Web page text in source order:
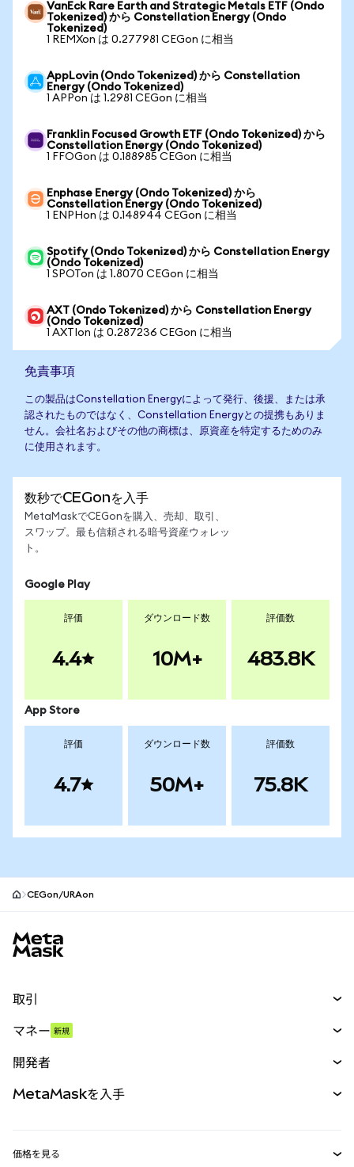
VanEck Rare Earth and Strategic Metals ETF (Ondo
Tokenized) から Constellation Energy (Ondo
Tokenized)
1 REMXon は 0.277981 CEGon に相当
AppLovin (Ondo Tokenized) から Constellation
Energy (Ondo Tokenized)
1 APPon は 1.2981 CEGon に相当
Franklin Focused Growth ETF (Ondo Tokenized) から
Constellation Energy (Ondo Tokenized)
1 FFOGon は 0.188985 CEGon に相当
Enphase Energy (Ondo Tokenized) から
Constellation Energy (Ondo Tokenized)
1 ENPHon は 0.148944 CEGon に相当
Spotify (Ondo Tokenized) から Constellation Energy
(Ondo Tokenized)
1 SPOTon は 1.8070 CEGon に相当
AXT (Ondo Tokenized) から Constellation Energy
(Ondo Tokenized)
1 AXTIon は 0.287236 CEGon に相当
免責事項
この製品はConstellation Energyによって発行、後援、または承
認されたものではなく、Constellation Energyとの提携もありま
せん。会社名およびその他の商標は、原資産を特定するためのみ
に使用されます。
数秒でCEGonを入手
MetaMaskでCEGonを購入、売却、取引、
スワップ。最も信頼される暗号資産ウォレッ
ト。
Google Play
評価
4.4
ダウンロード数
10M+
評価数
483.8K
App Store
評価
4.7
ダウンロード数
50M+
評価数
75.8K
CEGon/URAon
取引
パーペチュアル
RWA
マネー 新規
開発者
MetaMaskを入手
価格を見る